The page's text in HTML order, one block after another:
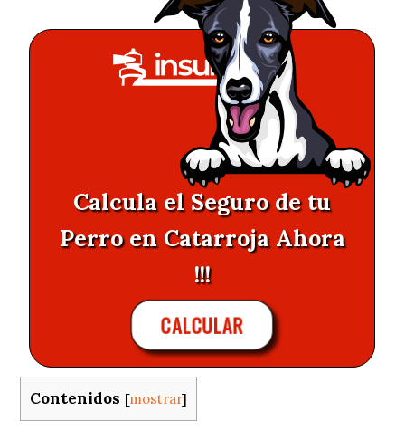
Calcula el Seguro de tu
Perro en Catarroja Ahora
!!!
CALCULAR
Contenidos [mostrar]